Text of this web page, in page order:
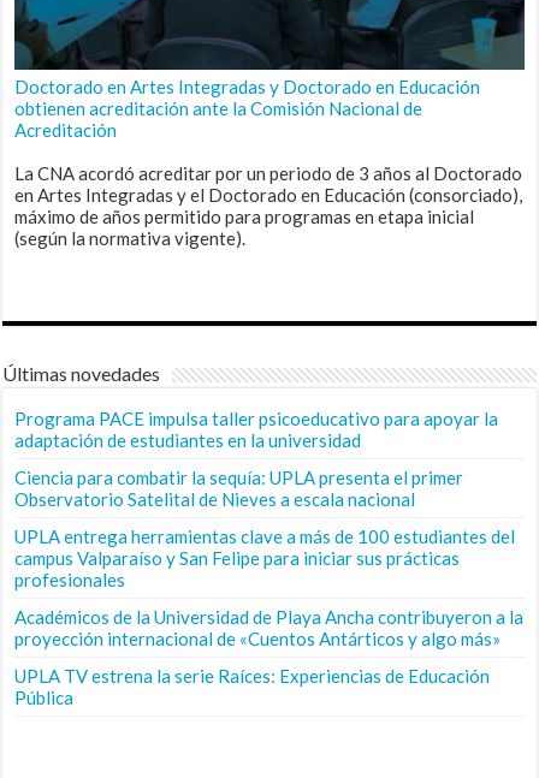
Doctorado en Artes Integradas y Doctorado en Educación
obtienen acreditación ante la Comisión Nacional de
Acreditación
La CNA acordó acreditar por un periodo de 3 años al Doctorado
en Artes Integradas y el Doctorado en Educación (consorciado),
máximo de años permitido para programas en etapa inicial
(según la normativa vigente).
Últimas novedades
Programa PACE impulsa taller psicoeducativo para apoyar la
adaptación de estudiantes en la universidad
Ciencia para combatir la sequía: UPLA presenta el primer
Observatorio Satelital de Nieves a escala nacional
UPLA entrega herramientas clave a más de 100 estudiantes del
campus Valparaíso y San Felipe para iniciar sus prácticas
profesionales
Académicos de la Universidad de Playa Ancha contribuyeron a la
proyección internacional de «Cuentos Antárticos y algo más»
UPLA TV estrena la serie Raíces: Experiencias de Educación
Pública